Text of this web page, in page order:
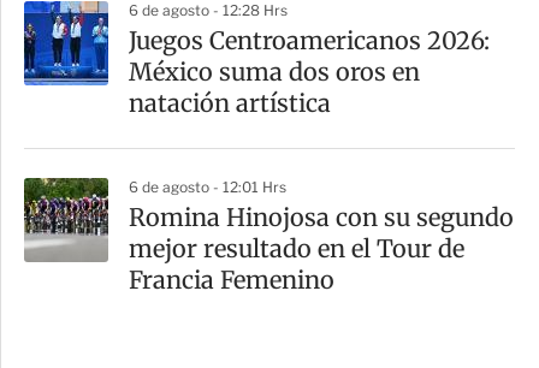
6 de agosto - 12:28 Hrs
Juegos Centroamericanos 2026:
México suma dos oros en
natación artística
6 de agosto - 12:01 Hrs
Romina Hinojosa con su segundo
mejor resultado en el Tour de
Francia Femenino